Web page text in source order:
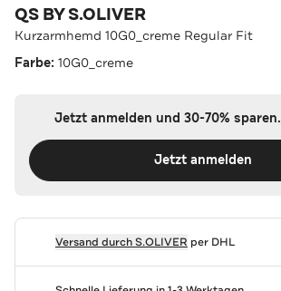
QS BY S.OLIVER
Kurzarmhemd 10G0_creme Regular Fit
Farbe: 10G0_creme
Jetzt anmelden und 30-70% sparen.
Jetzt anmelden
Versand durchS.OLIVER per DHL